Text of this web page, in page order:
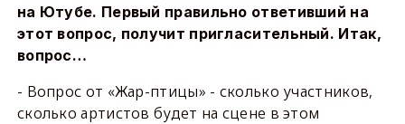
на Ютубе. Первый правильно ответивший на
этот вопрос, получит пригласительный. Итак,
вопрос…
- Вопрос от «Жар-птицы» - сколько участников,
сколько артистов будет на сцене в этом